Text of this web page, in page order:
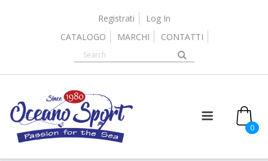
Registrati
Log In
CATALOGO
MARCHI CONTATTI
0